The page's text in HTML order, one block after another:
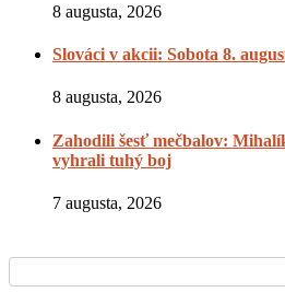
8 augusta, 2026
Slováci v akcii: Sobota 8.
8 augusta, 2026
Zahodili šesť mečbalov:
vyhrali tuhý boj
7 augusta, 2026